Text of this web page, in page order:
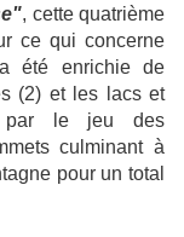
, cette quatrième
ce qui concerne
été enrichie de
(2) et les lacs et
par le jeu des
culminant à
pour un total